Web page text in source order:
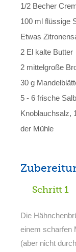
1/2 Becher
100 ml flüssige
Etwas
2 El kalte Butter
2 mittelgroße
30 g
5 - 6 frische
Knoblauchsalz,
der Mühle
Schritt 1
Die
einem scharfen
(aber nicht